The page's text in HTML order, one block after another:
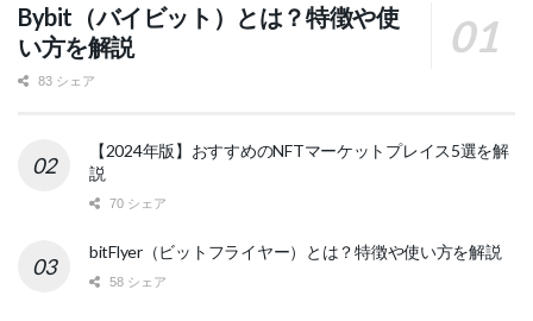
Bybit（バイビット）とは？特徴や使
い方を解説
83 シェア
【2024年版】おすすめのNFTマーケットプレイス5選を解
説
70 シェア
bitFlyer（ビットフライヤー）とは？特徴や使い方を解説
58 シェア